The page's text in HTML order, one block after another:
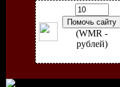
(WMR -
рублей)